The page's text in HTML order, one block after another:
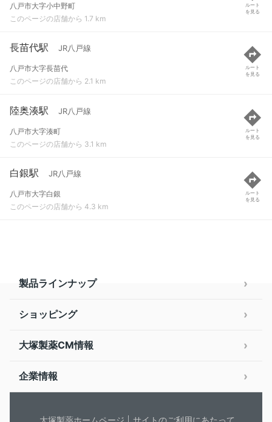
八戸市大字小中野町
このページの店舗から 1.7 km
ルート
を見る
長苗代駅 JR八戸線
八戸市大字長苗代
このページの店舗から 2.1 km
ルート
を見る
陸奥湊駅 JR八戸線
八戸市大字湊町
このページの店舗から 3.1 km
ルート
を見る
白銀駅 JR八戸線
八戸市大字白銀
このページの店舗から 4.3 km
ルート
を見る
製品ラインナップ
ショッピング
大塚製薬CM情報
企業情報